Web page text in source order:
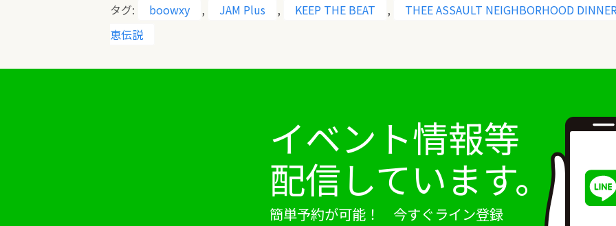
タグ: boowxy , JAM Plus , KEEP THE BEAT ,
THEE ASSAULT NEIGHBORHOOD
恵伝説
イベント情報等
配信しています。
簡単予約が可能！ 今すぐライン登録